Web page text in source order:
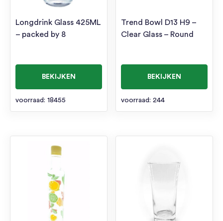
Longdrink Glass 425ML
– packed by 8
BEKIJKEN
voorraad: 18455
Trend Bowl D13 H9 –
Clear Glass – Round
BEKIJKEN
voorraad: 244